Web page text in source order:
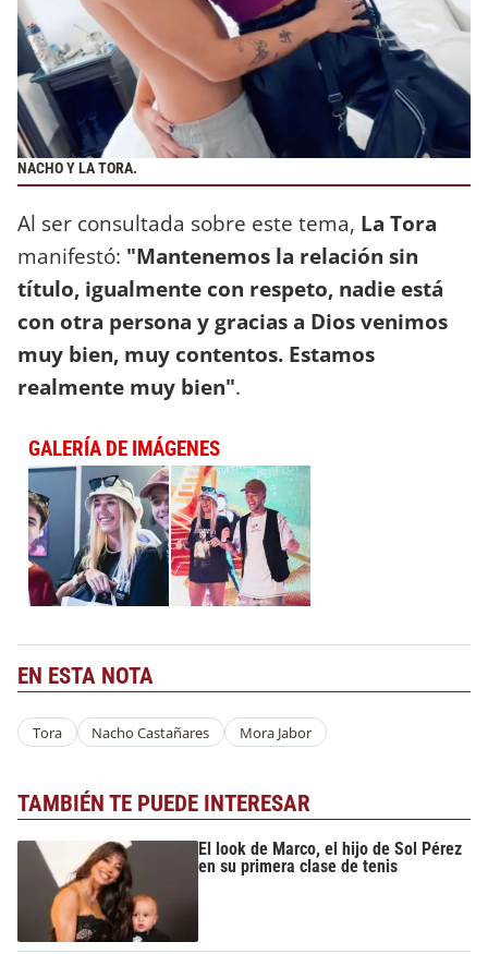
NACHO Y LA TORA.
Al ser consultada sobre este tema, La Tora
manifestó: "Mantenemos la relación sin
título, igualmente con respeto, nadie está
con otra persona y gracias a Dios venimos
muy bien, muy contentos. Estamos
realmente muy bien".
GALERÍA DE IMÁGENES
EN ESTA NOTA
Tora Nacho Castañares Mora Jabor
TAMBIÉN TE PUEDE INTERESAR
El look de Marco, el hijo de Sol Pérez
en su primera clase de tenis